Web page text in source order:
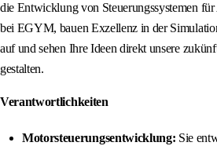
die Entwicklung von Steuerungssystemen
bei EGYM, bauen Exzellenz in der
auf und sehen Ihre Ideen direkt unsere
gestalten.
Verantwortlichkeiten
Motorsteuerungsentwicklung: Sie